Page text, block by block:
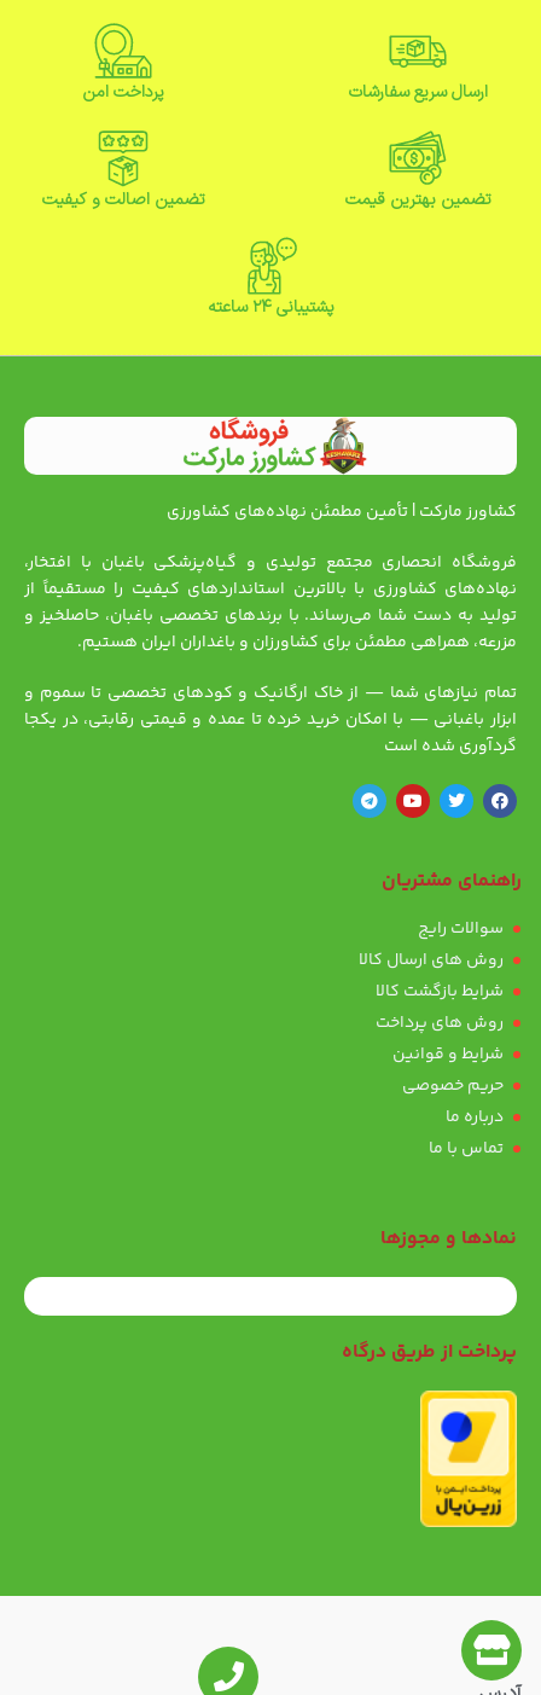
ارسال سریع سفارشات پرداخت امن
تضمین بهترین قیمت تضمین اصالت و کیفیت
پشتیبانی ۲۴ ساعته
کشاورز مارکت | تأمین مطمئن نهاده‌های کشاورزی
فروشگاه انحصاری مجتمع تولیدی و گیاه‌پزشکی باغبان با افتخار،
نهاده‌های کشاورزی با بالاترین استانداردهای کیفیت را مستقیماً از
تولید به دست شما می‌رساند. با برندهای تخصصی باغبان، حاصلخیز و
مزرعه، همراهی مطمئن برای کشاورزان و باغداران ایران هستیم.
تمام نیازهای شما — از خاک ارگانیک و کودهای تخصصی تا سموم و
ابزار باغبانی — با امکان خرید خرده تا عمده و قیمتی رقابتی، در یکجا
گردآوری شده است
راهنمای مشتریان
سوالات رایج
روش های ارسال کالا
شرایط بازگشت کالا
روش های پرداخت
شرایط و قوانین
حریم خصوصی
درباره ما
تماس با ما
نمادها و مجوزها
پرداخت از طریق درگاه